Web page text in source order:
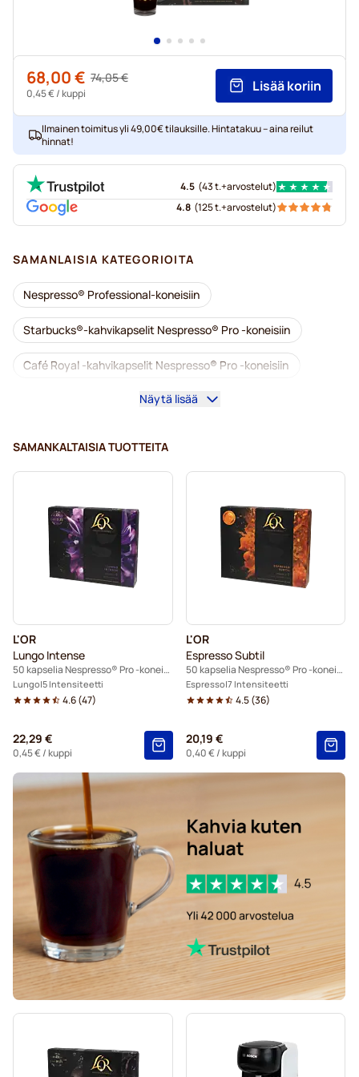
Regular Price
74,05 €
Alkaen
68,00 €
0,45 €/ kuppi Lisää koriin
Ilmainen toimitus yli 49,00€ tilauksille. Hintatakuu – aina reilut
hinnat!
4.5 (43 t.+arvostelut)
4.8 (125 t.+arvostelut)
SAMANLAISIA KATEGORIOITA
Nespresso® Professional-koneisiin
Starbucks®-kahvikapselit Nespresso® Pro -koneisiin
Café Royal -kahvikapselit Nespresso® Pro -koneisiin
Nespresso® Professional -kahvikoneet
Kofeiinittomat kahvit Nespresso® Pro -koneisiin
Kalkinpoisto ja huolto Nespresso® Pro-kahvinkeittimeen
Kapselit Nespresso® Pro-koneisiin
Gimoka-kapselit Nespresso® Pro -koneisiin
Kaffekapslen-kapselit Nespresso® Professional -koneisiin
Näytä lisää
SAMANKALTAISIA TUOTTEITA
L'OR
Lungo Intense
50 kapselia Nespresso® Pro -koneisiin
Lungo 5 Intensiteetti
4.6(47)
22,29 €
0,45 €/ kuppi
L'OR
Espresso Subtil
50 kapselia Nespresso® Pro -koneisiin
Espresso 7 Intensiteetti
4.5(36)
20,19 €
0,40 €/ kuppi